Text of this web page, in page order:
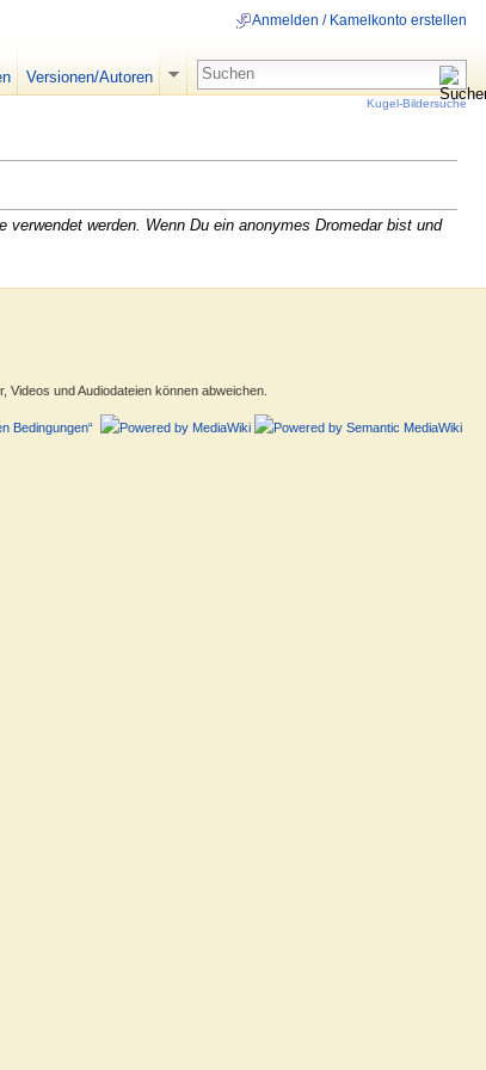
werden. Wenn Du ein anonymes Dromedar bist und
Anmelden / Kamelkonto erstellen
Versionen/Autoren
Kugel-Bildersuche
und Audiodateien können abweichen.